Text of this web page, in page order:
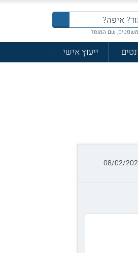
שם המוסד
ייעוץ אישי
08/02/